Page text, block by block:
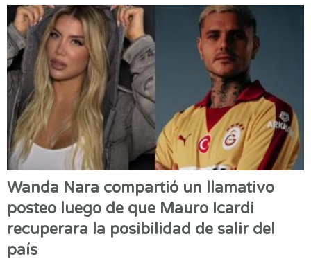
Wanda Nara compartió un llamativo
posteo luego de que Mauro Icardi
recuperara la posibilidad de salir del
país